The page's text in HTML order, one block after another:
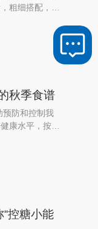
粗细搭配，提
限制加工肉类
有蔬菜。
秋季食谱
预防和控制我
康水平，按照
食物资源和人
尿病患者适用
“控糖小能